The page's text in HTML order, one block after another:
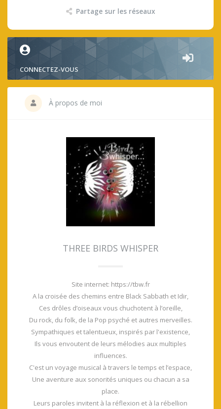
Partage sur les réseaux
CONNECTEZ-VOUS
À propos de moi
THREE BIRDS WHISPER
Site internet: https://tbw.fr
A la croisée des chemins entre Black Sabbath et Idir,
Ces drôles d’oiseaux vous chuchotent à l’oreille,
Du rock, du folk, de la Pop psyché et autres merveilles.
Sympathiques et talentueux, inspirés par l'existence,
Ils vous envoutent de leurs mélodies aux multiples
influences.
C'est un voyage musical à travers le temps et l’espace,
Une aventure aux sonorités uniques ou chacun a sa
place.
Leurs paroles invitent à la réflexion et à la rébellion